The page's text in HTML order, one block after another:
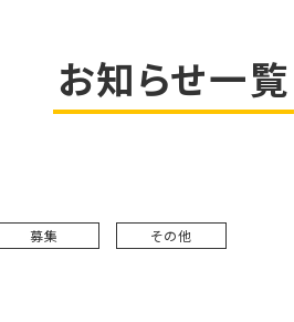
お知らせ一覧
募集 その他